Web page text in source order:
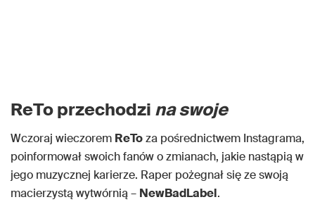
ReTo przechodzi na swoje
Wczoraj wieczorem ReToza pośrednictwem Instagrama,
poinformował swoich fanów o zmianach, jakie nastąpią w
jego muzycznej karierze. Raper pożegnał się ze swoją
macierzystą wytwórnią – NewBadLabel.